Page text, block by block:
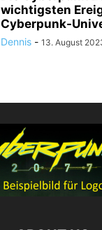
wichtigsten
Cyberpunk-
Dennis - 13. August